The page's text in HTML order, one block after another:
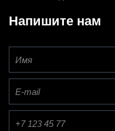
Напишите нам